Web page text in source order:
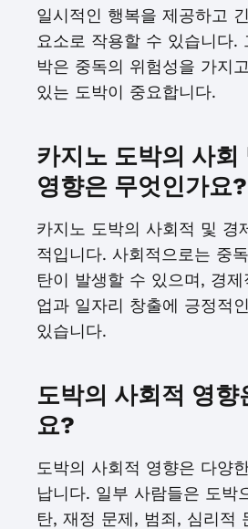
일시적인 행복을 제공하고
요소로 작용할 수 있습니다.
박은 중독의 위험성을 가지
있는 도박이 중요합니다.
카지노 도박의 사회
영향은 무엇인가요?
카지노 도박의 사회적 및 경
적입니다. 사회적으로는 중
탄이 발생할 수 있으며, 경
업과 일자리 창출에 긍정적
있습니다.
도박의 사회적 영향
요?
도박의 사회적 영향은 다양
납니다. 일부 사람들은 도박
탄, 재정 문제, 범죄, 심리적